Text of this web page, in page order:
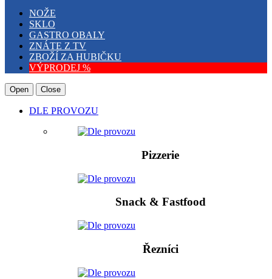
NOŽE
SKLO
GASTRO OBALY
ZNÁTE Z TV
ZBOŽÍ ZA HUBIČKU
VÝPRODEJ %
Open Close
DLE PROVOZU
Pizzerie
Snack & Fastfood
Řezníci